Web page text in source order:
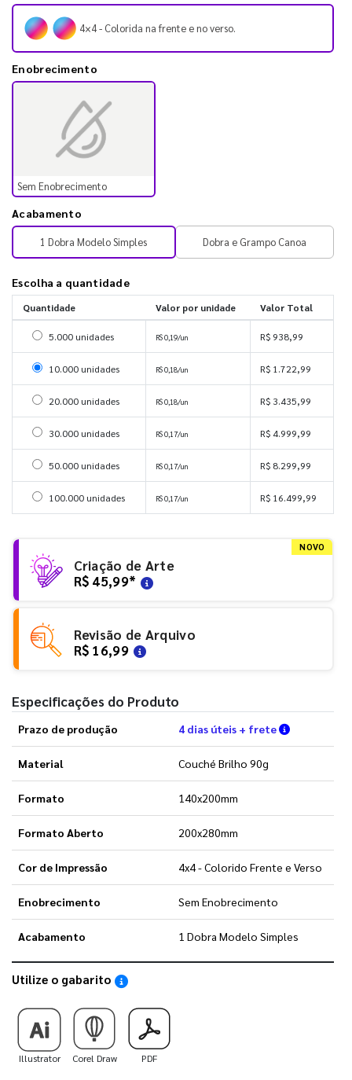
4×4 - Colorida na frente e no verso.
Enobrecimento
Sem Enobrecimento
Acabamento
1 Dobra Modelo Simples Dobra e Grampo Canoa
Escolha a quantidade
Quantidade Valor por unidade Valor Total
Selecionar 5000 unidades
5.000 unidades R$ 0,19/un R$ 938,99
Selecionar 10000 unidades
10.000 unidades R$ 0,18/un R$ 1.722,99
Selecionar 20000 unidades
20.000 unidades R$ 0,18/un R$ 3.435,99
Selecionar 30000 unidades
30.000 unidades R$ 0,17/un R$ 4.999,99
Selecionar 50000 unidades
50.000 unidades R$ 0,17/un R$ 8.299,99
Selecionar 100000 unidades
100.000 unidades R$ 0,17/un R$ 16.499,99
NOVO
Criação de Arte
R$ 45,99*
Revisão de Arquivo
R$ 16,99
Especificações do Produto
Prazo de produção 4 dias úteis + frete Verifique
Material Couché Brilho 90g
Formato 140x200mm
Formato Aberto 200x280mm
Cor de Impressão 4x4 - Colorido Frente e Verso
Enobrecimento Sem Enobrecimento
Acabamento 1 Dobra Modelo Simples
Utilize o gabarito Saiba como utilizar os nossos gabaritos
Illustrator Corel Draw PDF